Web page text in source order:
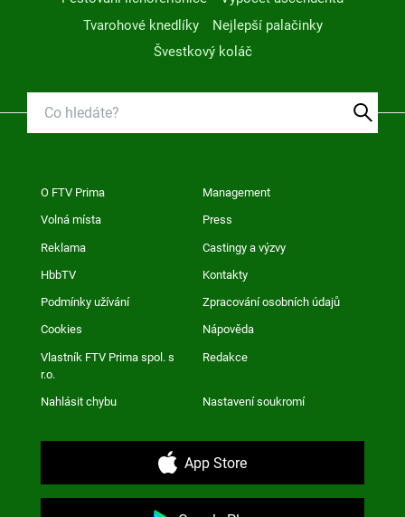
Tvarohové knedlíky
Nejlepší palačinky
Švestkový koláč
O FTV Prima Management
Volná místa Press
Reklama Castingy a výzvy
HbbTV Kontakty
Podmínky užívání Zpracování osobních údajů
Cookies Nápověda
Vlastník FTV Prima spol. s
r.o.
Redakce
Nahlásit chybu Nastavení soukromí
App Store